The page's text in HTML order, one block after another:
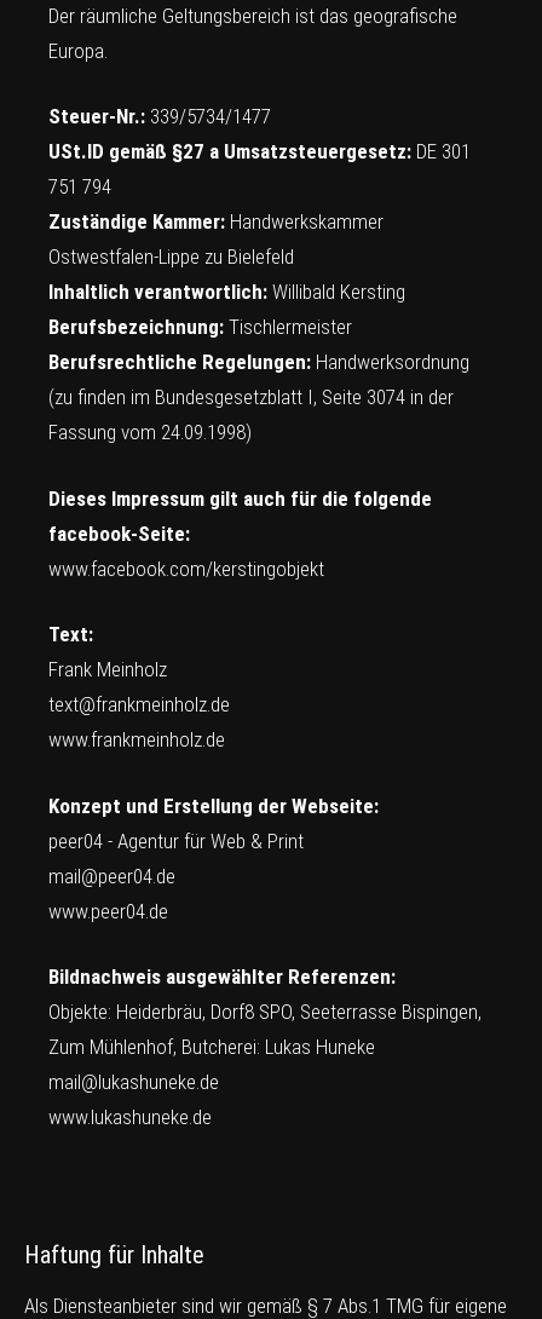
Der räumliche Geltungsbereich ist das geografische
Europa.
Steuer-Nr.: 339/5734/1477
USt.ID gemäß §27 a Umsatzsteuergesetz: DE 301
751 794
Zuständige Kammer: Handwerkskammer
Ostwestfalen-Lippe zu Bielefeld
Inhaltlich verantwortlich: Willibald Kersting
Berufsbezeichnung: Tischlermeister
Berufsrechtliche Regelungen: Handwerksordnung
(zu finden im Bundesgesetzblatt I, Seite 3074 in der
Fassung vom 24.09.1998)
Dieses Impressum gilt auch für die folgende
facebook-Seite:
www.facebook.com/kerstingobjekt
Text:
Frank Meinholz
text@frankmeinholz.de
www.frankmeinholz.de
Konzept und Erstellung der Webseite:
peer04 - Agentur für Web & Print
mail@peer04.de
www.peer04.de
Bildnachweis ausgewählter Referenzen:
Objekte: Heiderbräu, Dorf8 SPO, Seeterrasse Bispingen,
Zum Mühlenhof, Butcherei: Lukas Huneke
mail@lukashuneke.de
www.lukashuneke.de
Haftung für Inhalte
Als Diensteanbieter sind wir gemäß § 7 Abs.1 TMG für eigene